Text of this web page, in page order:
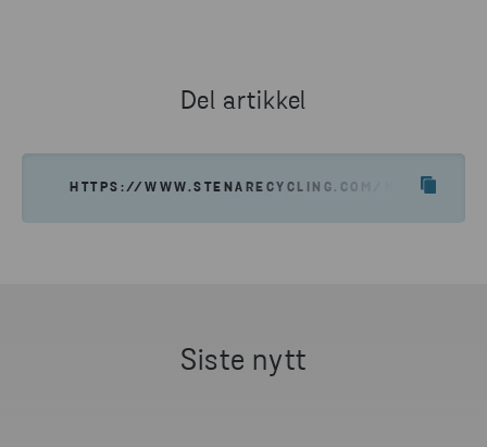
Administrerende direktører, bærekraftsledere og
(DareDisrupt) delta i en paneldiskusjon.
Del artikkel
HTTPS://WWW.STENARECYCLING.COM/NO/
Siste nytt